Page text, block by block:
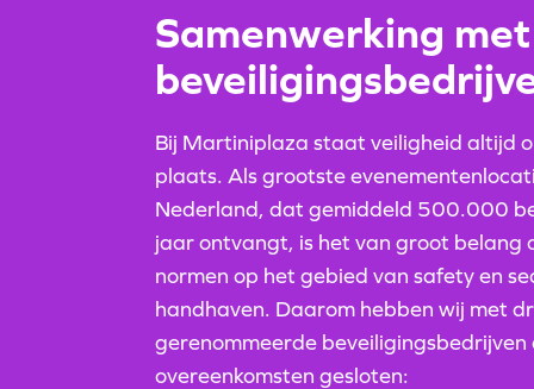
Samenwerking met
Bij Martiniplaza staat veiligheid altijd
plaats. Als grootste
Nederland, dat gemiddeld 500.000
jaar ontvangt, is het van groot belang
normen op het gebied van safety en
handhaven. Daarom hebben wij met
gerenommeerde beveiligingsbedrijven
overeenkomsten gesloten: